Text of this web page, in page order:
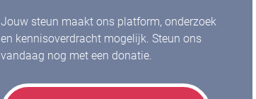
Jouw steun maakt ons platform, onderzoek
en kennisoverdracht mogelijk. Steun ons
vandaag nog met een donatie.